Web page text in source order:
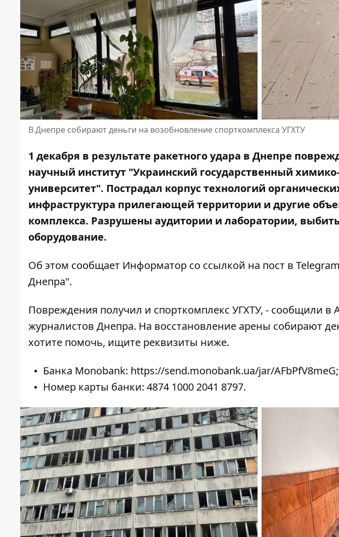
В Днепре собирают деньги на возобновление спорткомплекса УГХТУ
1 декабря в результате ракетного удара в Днепре
научный институт "Украинский государственный
университет". Пострадал корпус технологий
инфраструктура прилегающей территории и другие
комплекса. Разрушены аудитории и лаборатории,
оборудование.
Об этом сообщает Информатор со ссылкой на пост в
Днепра".
Повреждения получил и спорткомплекс УГХТУ, - сообщили в
журналистов Днепра. На восстановление арены собирают
хотите помочь, ищите реквизиты ниже.
Банка Monobank: https://send.monobank.ua/jar/AFbPfV8meG;
Номер карты банки: 4874 1000 2041 8797.